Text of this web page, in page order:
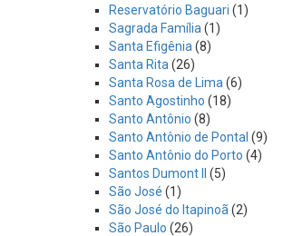
Reservatório Baguari (1)
Sagrada Família (1)
Santa Efigênia (8)
Santa Rita (26)
Santa Rosa de Lima (6)
Santo Agostinho (18)
Santo Antônio (8)
Santo Antônio de Pontal (9)
Santo Antônio do Porto (4)
Santos Dumont II
(5)
São José (1)
São José do Itapinoã (2)
São Paulo (26)